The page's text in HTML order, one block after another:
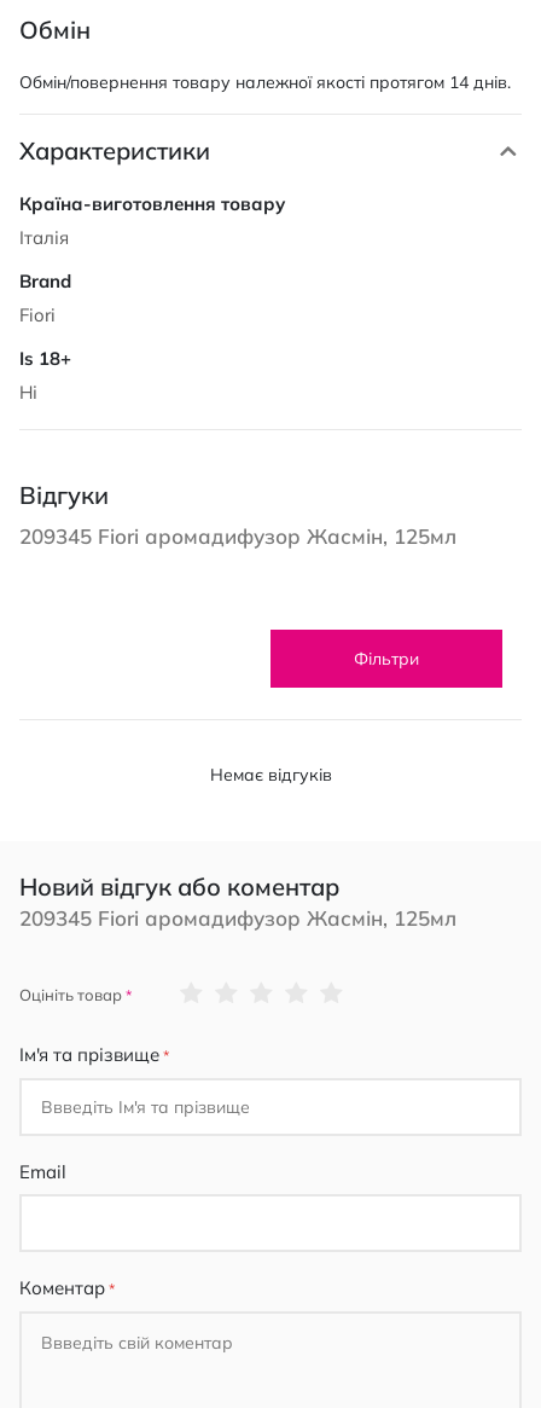
Обмін
Обмін/повернення товару належної якості протягом 14 днів.
Характеристики
Характеристики
Італія
Fiori
Ні
Відгуки
209345 Fiori аромадифузор Жасмін, 125мл
Фільтри
Немає відгуків
Новий відгук або коментар
209345 Fiori аромадифузор Жасмін, 125мл
Оцініть товар
Ім'я та прізвище
Email
Коментар